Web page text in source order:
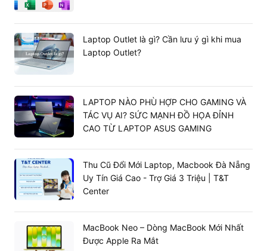
Mua điện thoại ở đâu để được giá tốt đi đôi với chất
không phải bàn cùng giá cả hợp lý. Không những thế,
ưu đãi còn có chế độ bảo hành nhân đôi 2 năm cực
chất.
Sở hữu ngay chiếciPhone 13 Pro Max 128GBtại
T&T Centercùng hàng ngàn ưu đãi lớn lên đến
999.000 VNĐ. Chốt ngay hoặc liên hệHotline:
0898.143.789
để biết thêm thông tin chi tiết.
Laptop Outlet là gì? Cần lưu ý gì khi mua
Laptop Outlet?
LAPTOP NÀO PHÙ HỢP CHO GAMING VÀ
TÁC VỤ AI? SỨC MẠNH ĐỒ HỌA ĐỈNH
CAO TỪ LAPTOP ASUS GAMING
Thu Cũ Đổi Mới Laptop, Macbook Đà Nẵng
Uy Tín Giá Cao - Trợ Giá 3 Triệu | T&T
Center
MacBook Neo – Dòng MacBook Mới Nhất
Được Apple Ra Mắt